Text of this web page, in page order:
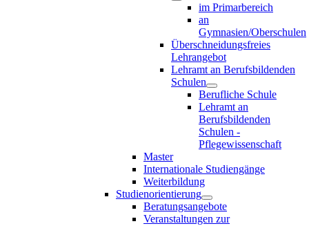
im Primarbereich
an
Gymnasien/Oberschulen
Überschneidungsfreies
Lehrangebot
Lehramt an Berufsbildenden
Schulen
Berufliche Schule
Lehramt an
Berufsbildenden
Schulen -
Pflegewissenschaft
Master
Internationale Studiengänge
Weiterbildung
Studienorientierung
Beratungsangebote
Veranstaltungen zur